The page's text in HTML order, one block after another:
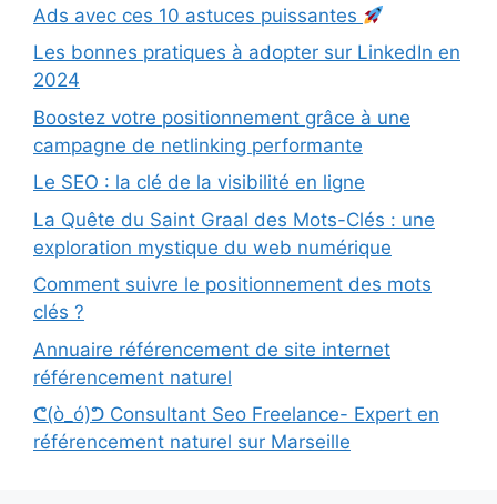
Ads avec ces 10 astuces puissantes
Les bonnes pratiques à adopter sur LinkedIn en
2024
Boostez votre positionnement grâce à une
campagne de netlinking performante
Le SEO : la clé de la visibilité en ligne
La Quête du Saint Graal des Mots-Clés : une
exploration mystique du web numérique
Comment suivre le positionnement des mots
clés ?
Annuaire référencement de site internet
référencement naturel
ᕦ(ò_ó)ᕤ Consultant Seo Freelance- Expert en
référencement naturel sur Marseille